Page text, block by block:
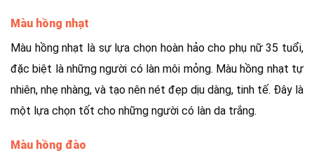
Màu hồng nhạt
Màu hồng nhạt là sự lựa chọn hoàn hảo cho phụ nữ 35 tuổi,
đặc biệt là những người có làn môi mỏng. Màu hồng nhạt tự
nhiên, nhẹ nhàng, và tạo nên nét đẹp dịu dàng, tinh tế. Đây là
một lựa chọn tốt cho những người có làn da trắng.
Màu hồng đào